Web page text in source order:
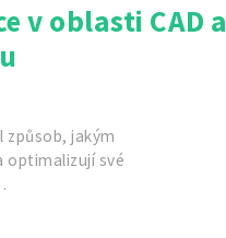
v oblasti CAD a
jakým
optimalizují své